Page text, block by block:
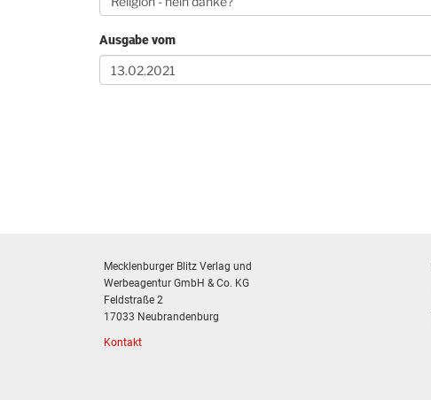
Ausgabe vom
Mecklenburger Blitz Verlag und
Werbeagentur GmbH & Co. KG
Feldstraße 2
17033 Neubrandenburg
Kontakt